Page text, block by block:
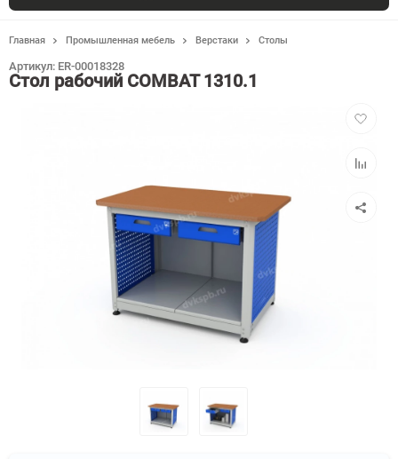
Главная Промышленная мебель Верстаки Столы
Стол рабочий COMBAT 1310.1
Артикул: ER-00018328